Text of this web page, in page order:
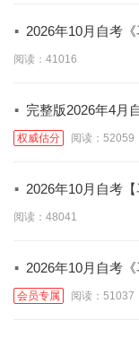
· 2026年10月自考
阅读：41016
· 完整版2026年4月
权威估分 阅读：52059
· 2026年10月自考
阅读：48041
· 2026年10月自考
会员专属 阅读：51037